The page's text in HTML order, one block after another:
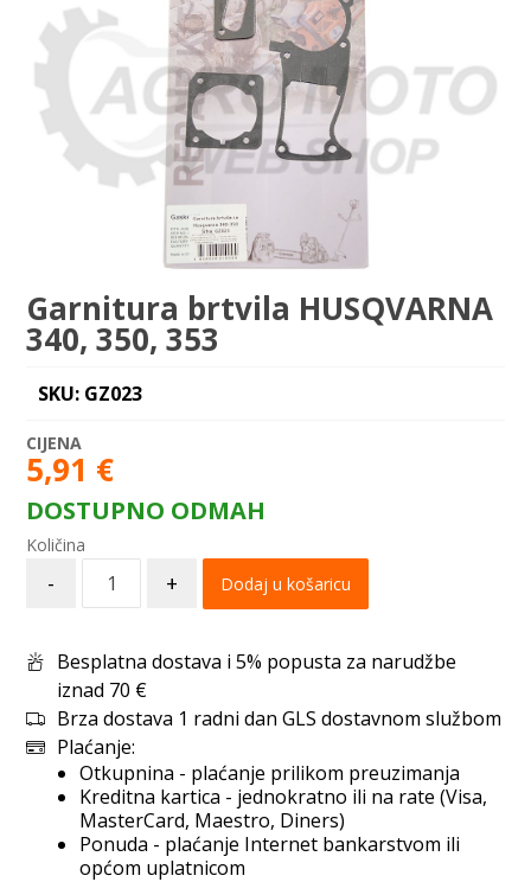
Garnitura brtvila HUSQVARNA
340, 350, 353
SKU: GZ023
5,91 €
DOSTUPNO ODMAH
- + Dodaj u košaricu
Besplatna dostava i 5% popusta za narudžbe
iznad 70 €
Brza dostava 1 radni dan GLS dostavnom službom
Plaćanje:
Otkupnina - plaćanje prilikom preuzimanja
Kreditna kartica - jednokratno ili na rate (Visa,
MasterCard, Maestro, Diners)
Ponuda - plaćanje Internet bankarstvom ili
općom uplatnicom